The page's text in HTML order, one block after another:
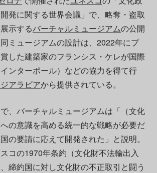
発に関する世界会議」で、略奪・盗取
示するバーチャルミュージアムの公開
ミュージアムの設計は、2022年にプ
した建築家のフランシス・ケレが国際
ンターポール）などの協力を得て行
アラビアから提供されている。
、バーチャルミュージアムは「（文化
の意識を高める統一的な戦略が必要だ
の要請に応えて開発された」と説明。
コの1970年条約（文化財不法輸出入
締約国に対し文化財の不正取引と闘う